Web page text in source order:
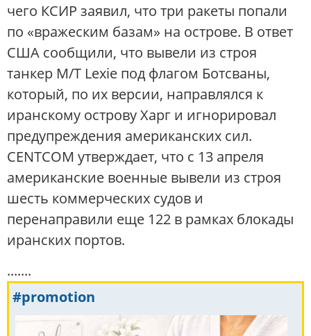
чего КСИР заявил, что три ракеты попали
по «вражеским базам» на острове. В ответ
США сообщили, что вывели из строя
танкер M/T Lexie под флагом Ботсваны,
который, по их версии, направлялся к
иранскому острову Харг и игнорировал
предупреждения американских сил.
CENTCOM утверждает, что с 13 апреля
американские военные вывели из строя
шесть коммерческих судов и
перенаправили еще 122 в рамках блокады
иранских портов.
.......
#promotion